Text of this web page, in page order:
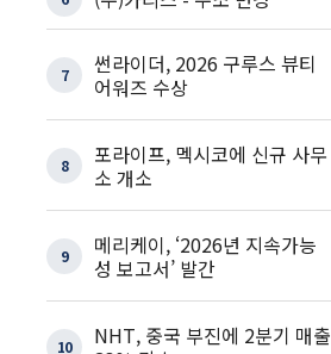
7
썬라이더, 2026 구루스 뷰티
어워즈 수상
8
포라이프, 멕시코에 신규 사무
소 개소
9
메리케이, ‘2026년 지속가능
성 보고서’ 발간
10
NHT, 중국 부진에 2분기 매출